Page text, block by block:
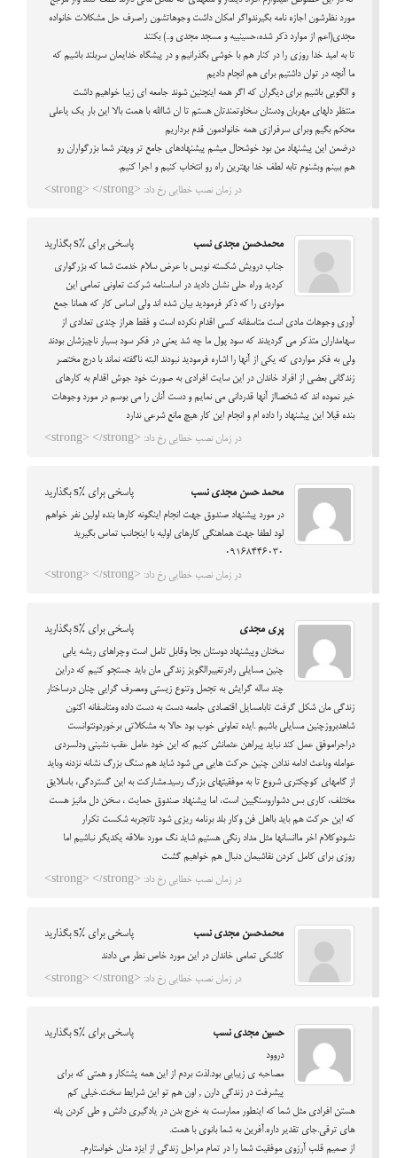
مورد نظرشون اجازه نامه بگیرندواگر امکان داشت وجوهاتشون راصرف حل مشکلات خانواده
مجدی(اعم از موارد ذکر شده،حسینییه و مسجد مجدی و..) بکنند
تا به امید خدا روزی را در کنار هم با خوشی بگذرانیم و در پیشگاه خدایمان سربلند باشیم که
ما آنچه در توان داشتیم برای هم انجام دادیم
و الگویی باشیم برای دیگران که اگر همه اینچنین شوند جامعه ای زیبا خواهیم داشت
منتظر دلهای مهربان ودستان سخاوتمندتان هستم تا ان شاالله با همت بالا این بار یک یاعلی
محکم بگیم وبرای سرفرازی همه خانوادمون قدم برداریم
درضمن این پیشنهاد من بود خوشحال میشم پیشنهادهای جامع تر وبهتر شما بزرگواران رو
هم ببینم وبشنوم تابه لطف خدا بهترین راه رو انتخاب کنیم و اجرا کنیم.
در زمان نصب خطایی رخ داد: <strong> </strong>
محمدحسن مجدی نسب پاسخی برای %s بگذارید
جناب درویش شکسته نویس با عرض سلام خدمت شما که بزرگواری
کردید وراه حلی نشان دادید در اساسنامه شرکت تعاونی تمامی این
مواردی را که ذکر فرمودید بیان شده اند ولی اساس کار که همانا جمع
آوری وجوهات مادی است متاسفانه کسی اقدام نکرده است و فقط هراز چندی تعدادی از
سهامداران متذکر می گردیدند که سود پول ما چه شد یعنی در فکر سود بسیار ناچیزشان بودند
ولی به فکر مواردی که یکی از آنها را اشاره فرمودید نبودند البته ناگفته نماند با درج مختصر
زندگانی بعضی از افراد خاندان در این سایت افرادی به صورت خود جوش اقدام به کارهای
خیر نموده اند که شخصااز آنها قدردانی می نمایم و دست آنان را می بوسم در مورد وجوهات
بنده قیلا این پیشنهاد را داده ام و انجام این کار هیچ مانع شرعی ندارد
در زمان نصب خطایی رخ داد: <strong> </strong>
محمد حسن مجدی نسب پاسخی برای %s بگذارید
در مورد پیشنهاد صندوق جهت انجام اینگونه کارها بنده اولین نفر خواهم
لود لطفا جهت هماهنگی کارهای اولیه با اینجانب تماس بگیرید
09168446030
در زمان نصب خطایی رخ داد: <strong> </strong>
پری مجدی پاسخی برای %s بگذارید
سخنان وپیشنهاد دوستان بجا وقابل تامل است وچراهای ریشه یابی
چنین مسایلی رادرتغییرالگویز زندگی مان باید جستجو کنیم که دراین
چند ساله گرایش به تجمل وتنوع زیستی ومصرف گرایی چنان درساختار
زندگی مان شکل گرفت تابامسایل اقتصادی جامعه دست به دست داده ومتاسفانه اکنون
شاهدبروزچنین مسایلی باشیم .ایده تعاونی خوب بود حالا به مشکلاتی برخوردونتوانست
دراجراموفق عمل کند نباید پیراهن عثمانش کنیم که این خود عامل عقب نشینی ودلسردی
عوامله وباعث ادامه ندادن چنین حرکت هایی می شود شاید هم سنگ بزرگ نشانه نزدنه وباید
از گامهای کوچکتری شروع تا به موفقیتهای بزرگ رسید.مشارکت به این گستردگی، باسلایق
مختلف، کاری بس دشواروسنگیین است، اما پیشنهاد صندوق حمایت ، سخن دل مانیز هست
که این حرکت هم باید بااهل فن وکار بلد برنامه ریزی شود تاتجربه شکست تکرار
نشودوکلام اخر ماانسانها مثل مداد رنگی هستیم شاید نگ مورد علاقه یکدیگر نباشیم اما
روزی برای کامل کردن نقاشیمان دنبال هم خواهیم گشت
در زمان نصب خطایی رخ داد: <strong> </strong>
محمدحسن مجدی نسب پاسخی برای %s بگذارید
کاشکی تمامی خاندان در این مورد خاص نطر می دادند
در زمان نصب خطایی رخ داد: <strong> </strong>
حسین مجدی نسب پاسخی برای %s بگذارید
دروود
مصاحبه ی زیبایی بود.لذت بردم از این همه پشتکار و همتی که برای
پیشرفت در زندگی دارن , اون هم تو این شرایط سخت.خیلی کم
هستن افرادی مثل شما که اینطور ممارست به خرج بدن در یادگیری دانش و طی کردن پله
های ترقی.جای تقدیر داره.آفرین به شما بانوی با همت.
از صمیم قلب آرزوی موفقیت شما را در تمام مراحل زندگی از ایزد منان خواستارم..